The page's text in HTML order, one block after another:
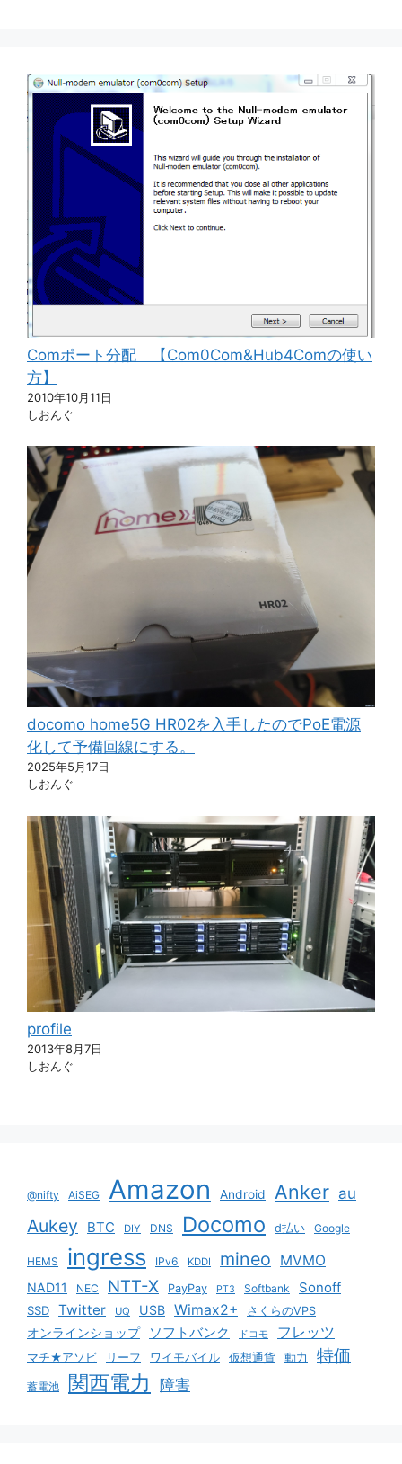
Comポート分配 【Com0Com&Hub4Comの使い
方】
2010年10月11日
しおんぐ
docomo home5G HR02を入手したのでPoE電源
化して予備回線にする。
2025年5月17日
しおんぐ
profile
2013年8月7日
しおんぐ
@nifty AiSEG Amazon Android Anker au
Aukey BTC DIY DNS Docomo d払い Google
HEMS ingress IPv6 KDDI mineo MVMO
NAD11 NEC NTT-X PayPay PT3 Softbank Sonoff
SSD Twitter UQ USB Wimax2+ さくらのVPS
オンラインショップ ソフトバンク ドコモ フレッツ
マチ★アソビ リーフ ワイモバイル 仮想通貨 動力 特価
蓄電池 関西電力 障害